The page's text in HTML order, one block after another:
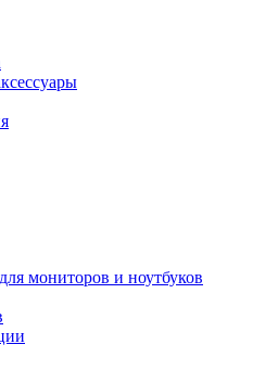
мониторов и ноутбуков